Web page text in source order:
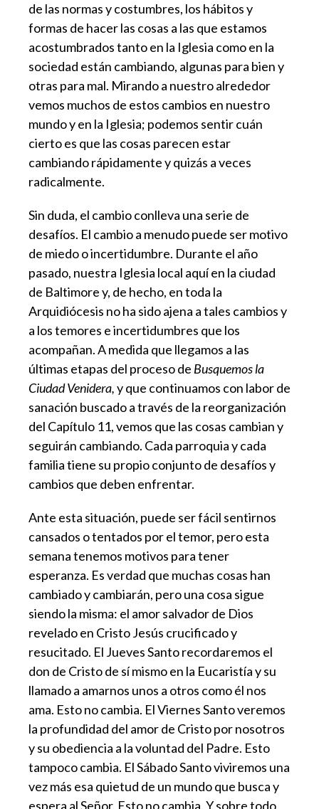
de las normas y costumbres, los hábitos y
formas de hacer las cosas a las que estamos
acostumbrados tanto en la Iglesia como en la
sociedad están cambiando, algunas para bien y
otras para mal. Mirando a nuestro alrededor
vemos muchos de estos cambios en nuestro
mundo y en la Iglesia; podemos sentir cuán
cierto es que las cosas parecen estar
cambiando rápidamente y quizás a veces
radicalmente.
Sin duda, el cambio conlleva una serie de
desafíos. El cambio a menudo puede ser motivo
de miedo o incertidumbre. Durante el año
pasado, nuestra Iglesia local aquí en la ciudad
de Baltimore y, de hecho, en toda la
Arquidiócesis no ha sido ajena a tales cambios y
a los temores e incertidumbres que los
acompañan. A medida que llegamos a las
últimas etapas del proceso de Busquemos la
Ciudad Venidera,y que continuamos con labor de
sanación buscado a través de la reorganización
del Capítulo 11, vemos que las cosas cambian y
seguirán cambiando. Cada parroquia y cada
familia tiene su propio conjunto de desafíos y
cambios que deben enfrentar.
Ante esta situación, puede ser fácil sentirnos
cansados o tentados por el temor, pero esta
semana tenemos motivos para tener
esperanza. Es verdad que muchas cosas han
cambiado y cambiarán, pero una cosa sigue
siendo la misma: el amor salvador de Dios
revelado en Cristo Jesús crucificado y
resucitado. El Jueves Santo recordaremos el
don de Cristo de sí mismo en la Eucaristía y su
llamado a amarnos unos a otros como él nos
ama. Esto no cambia. El Viernes Santo veremos
la profundidad del amor de Cristo por nosotros
y su obediencia a la voluntad del Padre. Esto
tampoco cambia. El Sábado Santo viviremos una
vez más esa quietud de un mundo que busca y
espera al Señor. Esto no cambia. Y sobre todo